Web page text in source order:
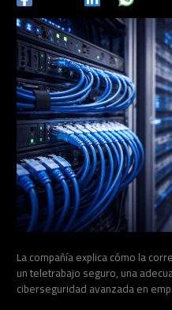
La compañía explica cómo la
un teletrabajo seguro, una
ciberseguridad avanzada en